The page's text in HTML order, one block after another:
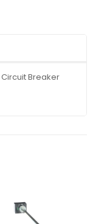
Circuit Breaker